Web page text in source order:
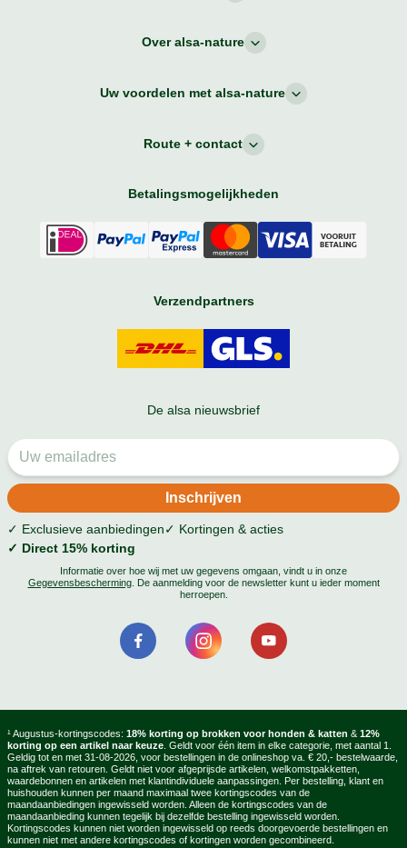
Over alsa-nature
Uw voordelen met alsa-nature
Route + contact
Betalingsmogelijkheden
Verzendpartners
De alsa nieuwsbrief
✓ Exclusieve aanbiedingen✓ Kortingen & acties
✓ Direct 15% korting
Informatie over hoe wij met uw gegevens omgaan, vindt u in onze
Gegevensbescherming. De aanmelding voor de newsletter kunt u ieder moment
herroepen.
¹ Augustus-kortingscodes: 18% korting op brokken voor honden & katten &12%
korting op een artikel naar keuze. Geldt voor één item in elke categorie, met aantal 1.
Geldig tot en met 31-08-2026, voor bestellingen in de onlineshop va. € 20,- bestelwaarde,
na aftrek van retouren. Geldt niet voor afgeprijsde artikelen, welkomstpakketten,
waardebonnen en artikelen met klantindividuele aanpassingen. Per bestelling, klant en
huishouden kunnen per maand maximaal twee kortingscodes van de
maandaanbiedingen ingewisseld worden. Alleen de kortingscodes van de
maandaanbieding kunnen tegelijk bij dezelfde bestelling ingewisseld worden.
Kortingscodes kunnen niet worden ingewisseld op reeds doorgevoerde bestellingen en
kunnen niet met andere kortingscodes of kortingen worden gecombineerd.